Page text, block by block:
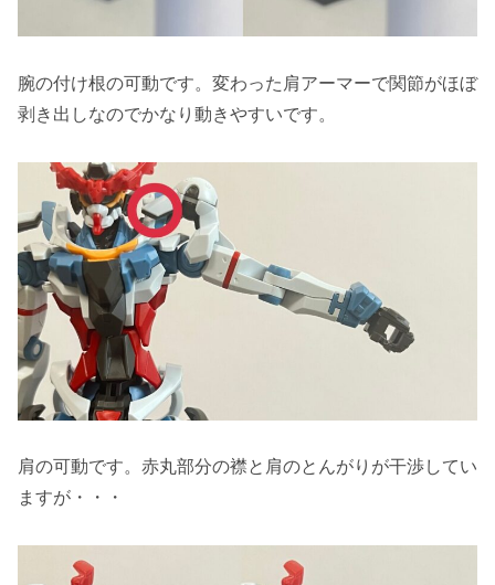
腕の付け根の可動です。変わった肩アーマーで関節がほぼ
剥き出しなのでかなり動きやすいです。
肩の可動です。赤丸部分の襟と肩のとんがりが干渉してい
ますが・・・